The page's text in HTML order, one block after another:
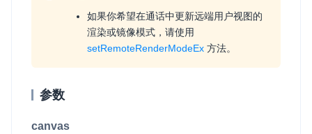
如果你希望在通话中更新远端用户视图的
渲染或镜像模式，请使用
setRemoteRenderModeEx 方法。
参数
canvas